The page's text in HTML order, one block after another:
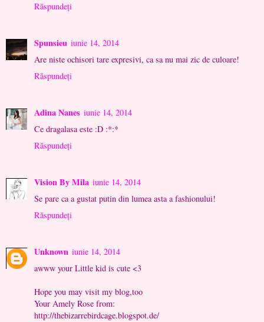
Răspundeți
Spunsieu iunie 14, 2014
Are niste ochisori tare expresivi, ca sa nu mai zic de culoare!
Răspundeți
Adina Nanes iunie 14, 2014
Ce dragalasa este :D :*:*
Răspundeți
Vision By Mila iunie 14, 2014
Se pare ca a gustat putin din lumea asta a fashionului!
Răspundeți
Unknown iunie 14, 2014
awww your Little kid is cute <3
Hope you may visit my blog,too
Your Amely Rose from:
http://thebizarrebirdcage.blogspot.de/